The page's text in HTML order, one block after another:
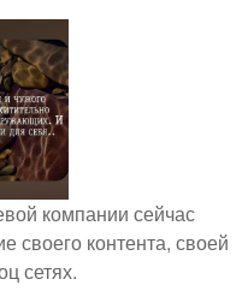
компании сейчас
своего контента, своей
сетях.